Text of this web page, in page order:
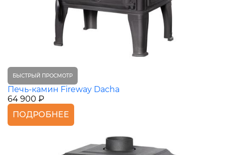
БЫСТРЫЙ ПРОСМОТР
Печь-камин Fireway Dacha
64 900 ₽
ПОДРОБНЕЕ